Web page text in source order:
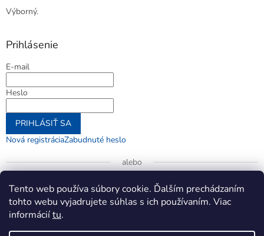
Tento web používa súbory cookie. Ďalším prechádzaním
tohto webu vyjadrujete súhlas s ich používaním. Viac
informáciítu.
Výborný.
Prihlásenie
E-mail
Heslo
PRIHLÁSIŤ SA
Nová registráciaZabudnuté heslo
alebo
Prihlásiť sa cez Google